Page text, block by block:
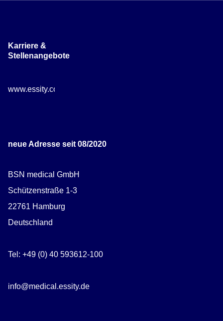
Karriere &
Stellenangebote
www.essity.com/careers
neue Adresse seit 08/2020
BSN medical GmbH
Schützenstraße 1-3
22761 Hamburg
Deutschland
Tel: +49 (0) 40 593612-100
info@medical.essity.de